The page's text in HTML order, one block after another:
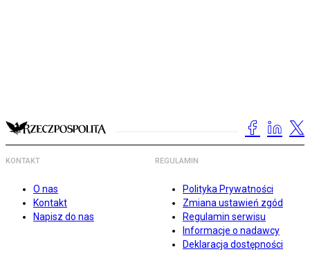
KONTAKT
O nas
Kontakt
Napisz do nas
REGULAMIN
Polityka Prywatności
Zmiana ustawień zgód
Regulamin serwisu
Informacje o nadawcy
Deklaracja dostępności